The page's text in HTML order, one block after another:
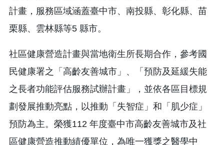
計畫，服務區域涵蓋臺中市、南投縣、彰化縣、苗
栗縣、雲林縣等5 縣市。
社區健康營造計畫與當地衛生所長期合作，參考國
民健康署之「高齡友善城市」、「預防及延緩失能
之長者功能評估服務試辦計畫」，並依各區目標規
劃發展推動亮點，以推動「失智症」和「肌少症」
預防為主。榮獲112 年度臺中市高齡友善城市及社
區健康營造推動績優單位，為唯一獲獎之醫學中